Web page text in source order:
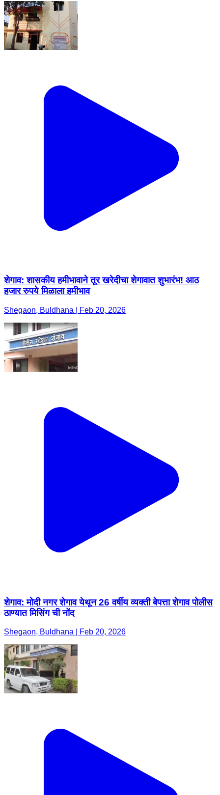
शेगाव: शासकीय हमीभावाने तूर खरेदीचा शेगावात शुभारंभ! आठ
हजार रुपये मिळाला हमीभाव
Shegaon, Buldhana | Feb 20, 2026
शेगाव: मोदी नगर शेगाव येथून 26 वर्षीय व्यक्ती बेपत्ता शेगाव पोलीस
ठाण्यात मिसिंग ची नोंद
Shegaon, Buldhana | Feb 20, 2026